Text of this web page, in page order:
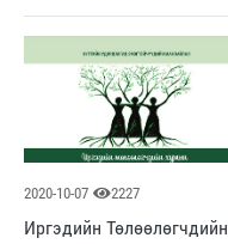
2020-10-07 2227
Иргэдийн Төлөөлөгчдийн